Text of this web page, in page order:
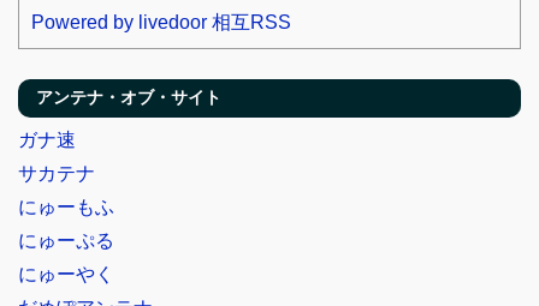
Powered by livedoor 相互RSS
アンテナ・オブ・サイト
ガナ速
サカテナ
にゅーもふ
にゅーぷる
にゅーやく